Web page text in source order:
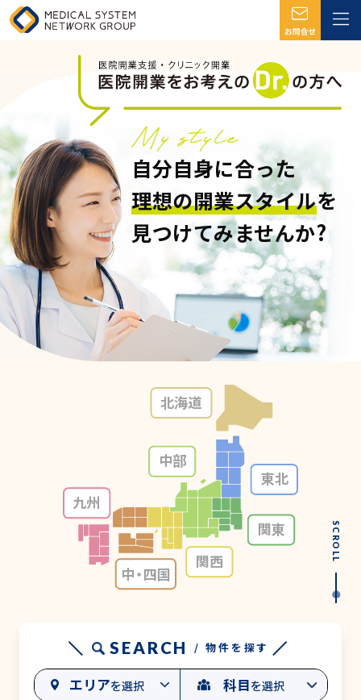
自分自身に合った
理想の開業スタイルを
見つけてみませんか?
北海道
東北
関東
関西
中部
九州
中・四国
SCROLL
SEARCH / 物件を探す
エリアを選択 科目を選択